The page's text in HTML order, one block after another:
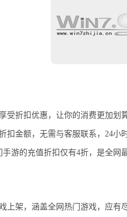
受折扣优惠，让你的消费更加划
扣金额，无需与客服联系，24小
游的充值折扣仅有4折，是全网
上架，涵盖全网热门游戏，应有